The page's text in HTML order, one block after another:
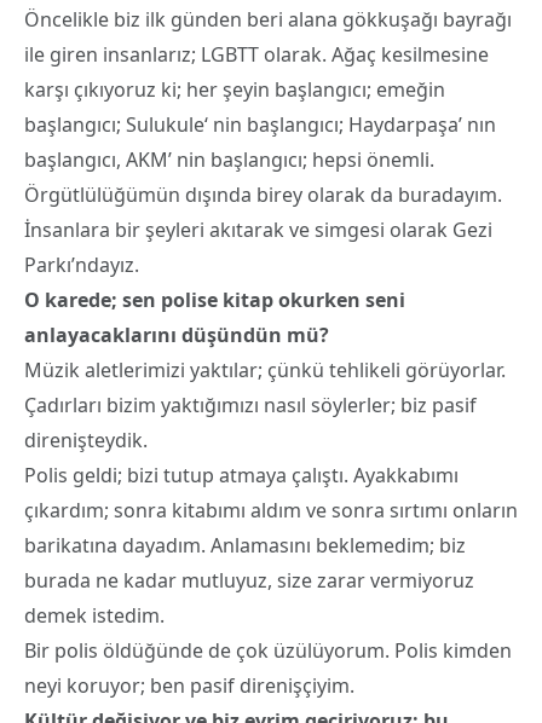
Öncelikle biz ilk günden beri alana gökkuşağı bayrağı
ile giren insanlarız; LGBTT olarak. Ağaç kesilmesine
karşı çıkıyoruz ki; her şeyin başlangıcı; emeğin
başlangıcı; Sulukule‘ nin başlangıcı; Haydarpaşa’ nın
başlangıcı, AKM’ nin başlangıcı; hepsi önemli.
Örgütlülüğümün dışında birey olarak da buradayım.
İnsanlara bir şeyleri akıtarak ve simgesi olarak Gezi
Parkı’ndayız.
O karede; sen polise kitap okurken seni
anlayacaklarını düşündün mü?
Müzik aletlerimizi yaktılar; çünkü tehlikeli görüyorlar.
Çadırları bizim yaktığımızı nasıl söylerler; biz pasif
direnişteydik.
Polis geldi; bizi tutup atmaya çalıştı. Ayakkabımı
çıkardım; sonra kitabımı aldım ve sonra sırtımı onların
barikatına dayadım. Anlamasını beklemedim; biz
burada ne kadar mutluyuz, size zarar vermiyoruz
demek istedim.
Bir polis öldüğünde de çok üzülüyorum. Polis kimden
neyi koruyor; ben pasif direnişçiyim.